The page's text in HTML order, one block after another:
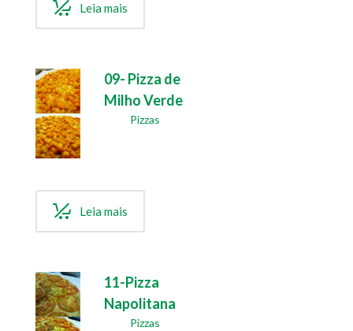
Leia mais
09- Pizza de
Milho Verde
Pizzas
Leia mais
11-Pizza
Napolitana
Pizzas